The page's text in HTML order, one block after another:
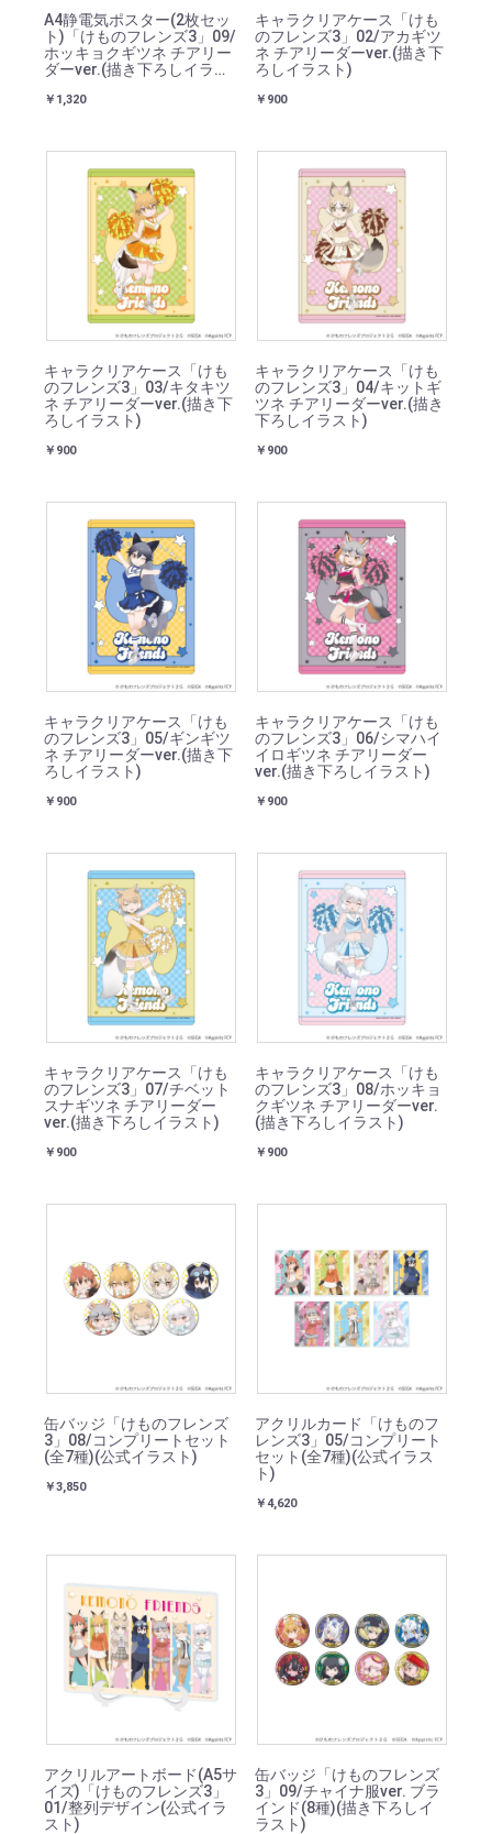
A4静電気ポスター(2枚セッ
ト)「けものフレンズ3」09/
ホッキョクギツネ チアリー
ダーver.(描き下ろしイラス
￥1,320
キャラクリアケース「けも
のフレンズ3」02/アカギツ
ネ チアリーダーver.(描き下
ろしイラスト)
￥900
キャラクリアケース「けも
のフレンズ3」03/キタキツ
ネ チアリーダーver.(描き下
ろしイラスト)
￥900
キャラクリアケース「けも
のフレンズ3」04/キットギ
ツネ チアリーダーver.(描き
下ろしイラスト)
￥900
キャラクリアケース「けも
のフレンズ3」05/ギンギツ
ネ チアリーダーver.(描き下
ろしイラスト)
￥900
キャラクリアケース「けも
のフレンズ3」06/シマハイ
イロギツネ チアリーダー
ver.(描き下ろしイラスト)
￥900
キャラクリアケース「けも
のフレンズ3」07/チベット
スナギツネ チアリーダー
ver.(描き下ろしイラスト)
￥900
キャラクリアケース「けも
のフレンズ3」08/ホッキョ
クギツネ チアリーダーver.
(描き下ろしイラスト)
￥900
缶バッジ「けものフレンズ
3」08/コンプリートセット
(全7種)(公式イラスト)
￥3,850
アクリルカード「けものフ
レンズ3」05/コンプリート
セット(全7種)(公式イラス
ト)
￥4,620
アクリルアートボード(A5サ
イズ)「けものフレンズ3」
01/整列デザイン(公式イラ
スト)
缶バッジ「けものフレンズ
3」09/チャイナ服ver. ブラ
インド(8種)(描き下ろしイ
ラスト)